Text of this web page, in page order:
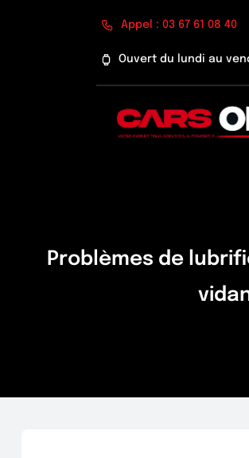
Appel : 03 67 61 08 40
Ouvert du lundi au
Problèmes de